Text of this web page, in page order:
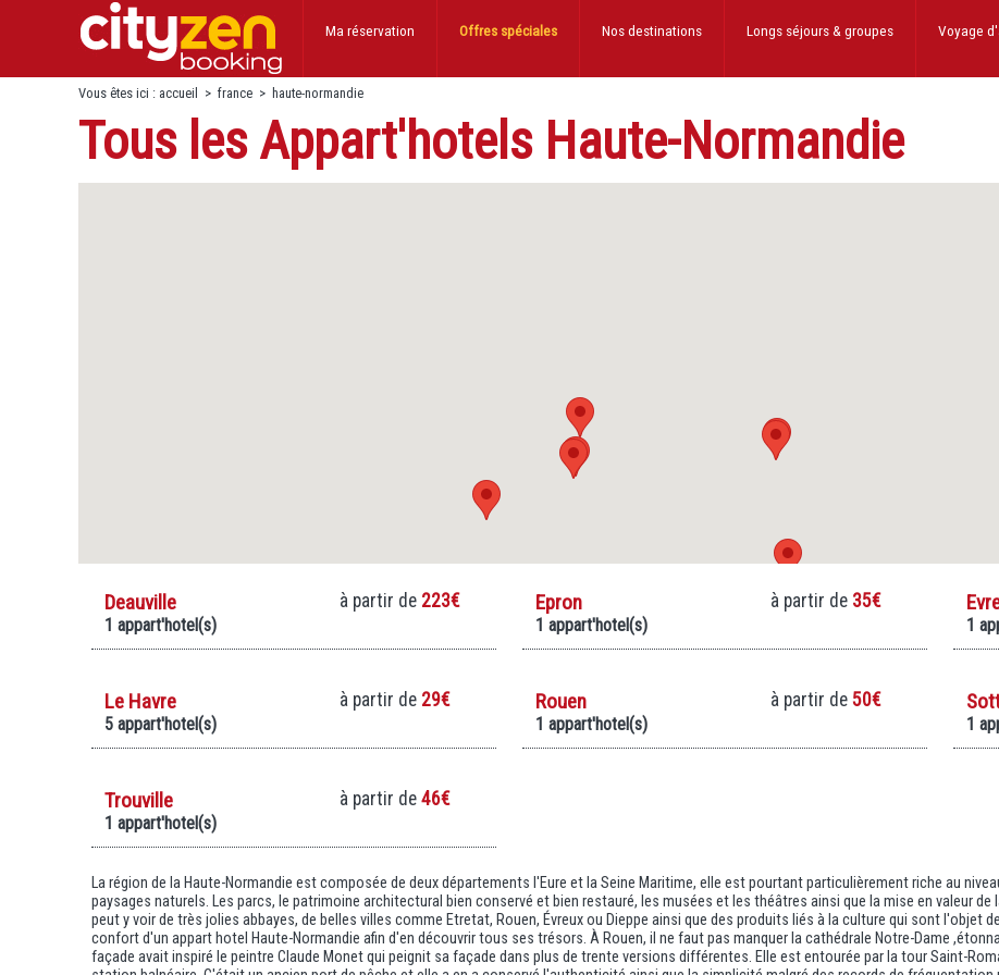
Voyage
Longs séjours& groupes
Nos destinations
Offres spéciales
Ma réservation
Vous êtes ici : accueil > france > haute-normandie
Tous les Appart'hotels Haute-Normandie
Deauville
1 appart'hotel(s)
à partir de223€ Epron
1 appart'hotel(s)
à partir de35€
1
Le Havre
5 appart'hotel(s)
à partir de29€ Rouen
1 appart'hotel(s)
à partir de50€
1
Trouville
1 appart'hotel(s)
à partir de46€
La région de la Haute-Normandie est composée de deux départements l'Eure et la Seine Maritime, elle est pourtant particulièrement riche au
paysages naturels. Les parcs, le patrimoine architectural bien conservé et bien restauré, les musées et les théâtres ainsi que la mise en valeur
peut y voir de très jolies abbayes, de belles villes comme Etretat, Rouen, Évreux ou Dieppe ainsi que des produits liés à la culture qui sont l'objet
confort d'un appart hotel Haute-Normandie afin d'en découvrir tous ses trésors. À Rouen, il ne faut pas manquer la cathédrale Notre-Dame
façade avait inspiré le peintre Claude Monet qui peignit sa façade dans plus de trente versions différentes. Elle est entourée par la tour Saint-